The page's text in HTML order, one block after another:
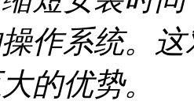
作系统。
的优势。